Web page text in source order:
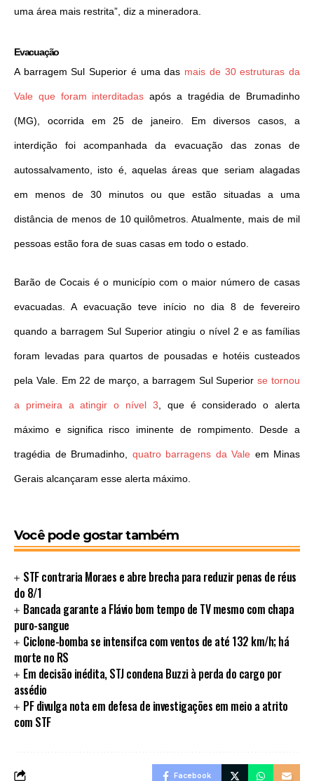
uma área mais restrita”, diz a mineradora.
Evacuação
A barragem Sul Superior é uma das mais de 30 estruturas da
Vale que foram interditadas após a tragédia de Brumadinho
(MG), ocorrida em 25 de janeiro. Em diversos casos, a
interdição foi acompanhada da evacuação das zonas de
autossalvamento, isto é, aquelas áreas que seriam alagadas
em menos de 30 minutos ou que estão situadas a uma
distância de menos de 10 quilômetros. Atualmente, mais de mil
pessoas estão fora de suas casas em todo o estado.
Barão de Cocais é o município com o maior número de casas
evacuadas. A evacuação teve início no dia 8 de fevereiro
quando a barragem Sul Superior atingiu o nível 2 e as famílias
foram levadas para quartos de pousadas e hotéis custeados
pela Vale. Em 22 de março, a barragem Sul Superior se tornou
a primeira a atingir o nível 3 , que é considerado o alerta
máximo e significa risco iminente de rompimento. Desde a
tragédia de Brumadinho, quatro barragens da Vale em Minas
Gerais alcançaram esse alerta máximo.
Você pode gostar também
STF contraria Moraes e abre brecha para reduzir penas de réus
do 8/1
Bancada garante a Flávio bom tempo de TV mesmo com chapa
puro-sangue
Ciclone-bomba se intensifca com ventos de até 132 km/h; há
morte no RS
Em decisão inédita, STJ condena Buzzi à perda do cargo por
assédio
PF divulga nota em defesa de investigações em meio a atrito
com STF
Facebook